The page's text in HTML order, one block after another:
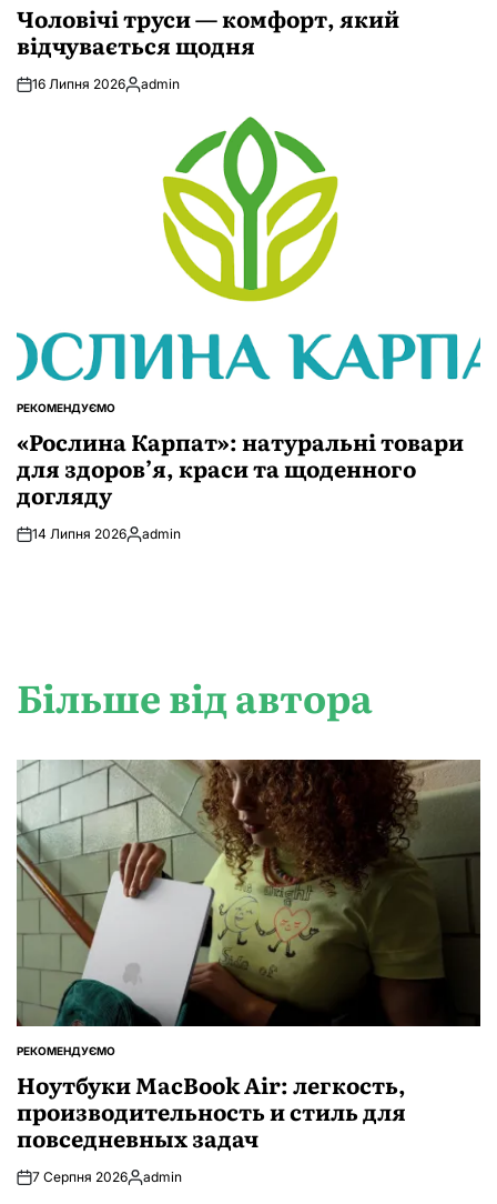
Чоловічі труси — комфорт, який
відчувається щодня
16 Липня 2026Опубліковано
admin
ОПУБЛІКУВАТИ
РЕКОМЕНДУЄМО
«Рослина Карпат»: натуральні товари
для здоров’я, краси та щоденного
догляду
14 Липня 2026Опубліковано
admin
Більше від автора
ОПУБЛІКУВАТИ
РЕКОМЕНДУЄМО
Ноутбуки MacBook Air: легкость,
производительность и стиль для
повседневных задач
7 Серпня 2026Опубліковано
admin